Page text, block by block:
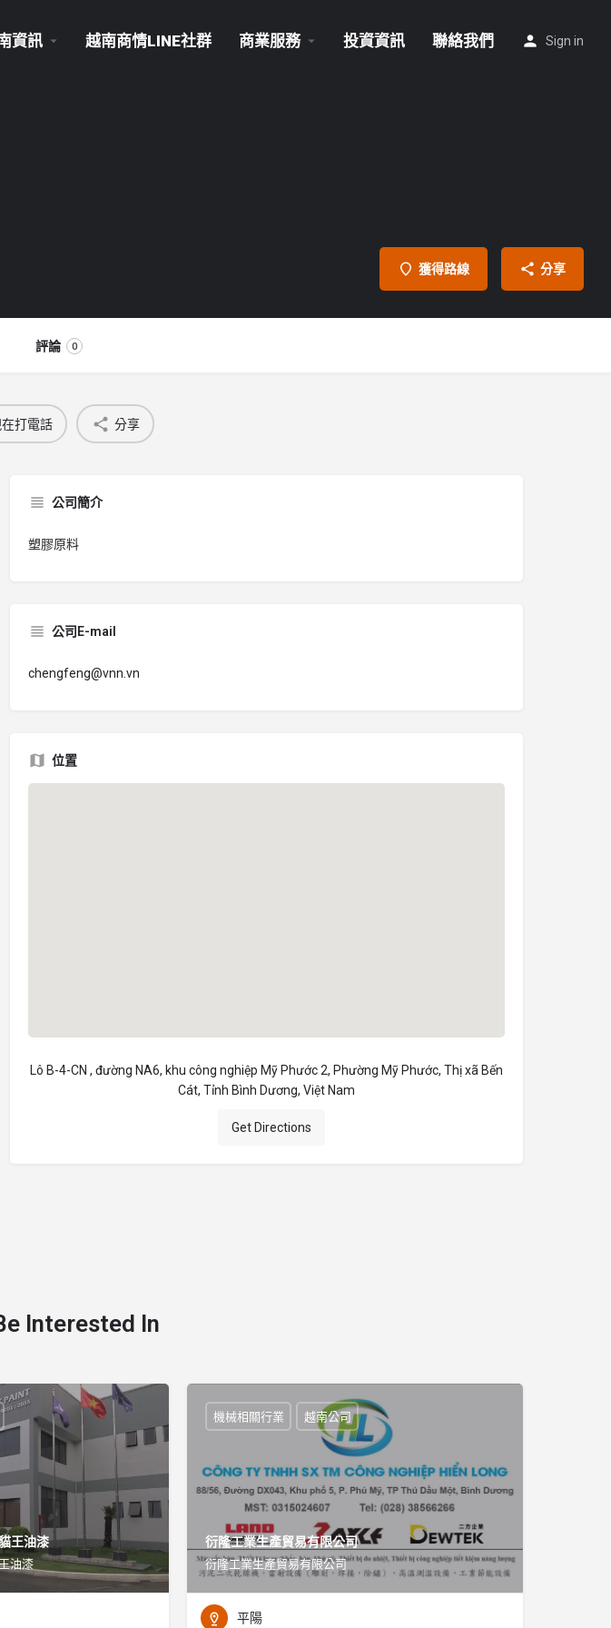
資訊 越南商情LINE社群 商業服務 投資資訊 聯絡我們 Sign in
獲得路線 分享
評論 0
打電話 分享
公司簡介
塑膠原料
公司E-mail
chengfeng@vnn.vn
位置
Lô B-4-CN , đường NA6, khu công nghiệp Mỹ Phước 2, Phường Mỹ Phước, Thị xã Bến
Cát, Tỉnh Bình Dương, Việt Nam
Get Directions
Interested In
王油漆
油漆
衍隆工業生產貿易有限公司
衍隆工業生產貿易有限公司
機械相關行業 越南公司
平陽